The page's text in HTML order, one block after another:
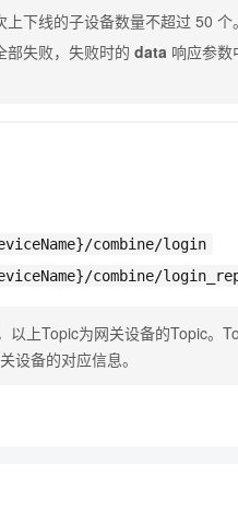
下线的子设备数量不超过 50 个。
部失败，失败时的 data 响应参
combine/login
combine/
以上Topic为网关设备的Topic。
设备的对应信息。
Agent
秒悟
3.8-Max NEW
TokenPlan 客户专享
AI 办公
AI智能应用
Red Hat
模板小程序
APP 开发
云工开物
科研合作